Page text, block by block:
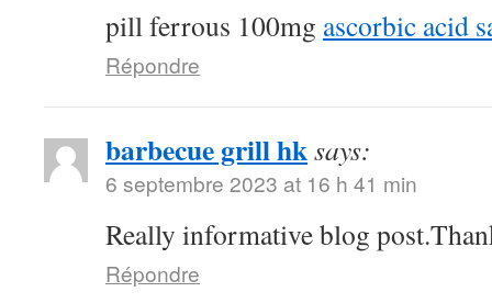
pill ferrous 100mg ascorbic acid
Répondre
barbecue grill hksays:
6 septembre 2023 at 16 h 41 min
Really informative blog
Répondre